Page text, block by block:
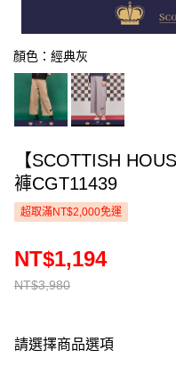
顏色：經典灰
【SCOTTISH
褲CGT11439
超取滿NT$2,000免運
NT$3,980
NT$1,194
請選擇商品選項